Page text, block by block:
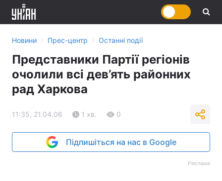
Новини › Прес-центр › Останні події
Представники Партії регіонів
очолили всі дев’ять районних
рад Харкова
11:35, 21.04.06 1 хв. 0
Підпишіться на нас в Google
Реклама